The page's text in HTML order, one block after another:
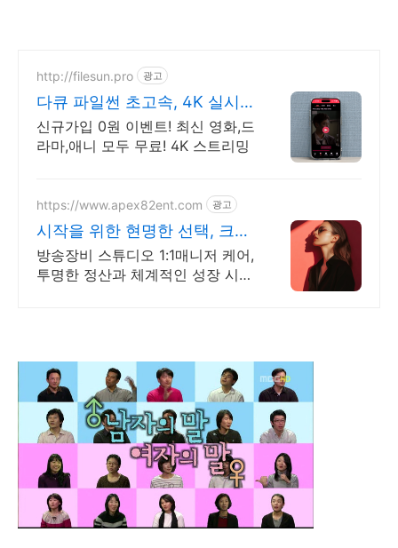
http://filesun.pro 광고
다큐 파일썬 초고속, 4K 실시
간 보기!
신규가입 0원 이벤트! 최신 영화,드
라마,애니 모두 무료! 4K 스트리밍
https://www.apex82ent.com 광고
시작을 위한 현명한 선택, 크리
에이터, BJ 상시 모집
방송장비 스튜디오 1:1매니저 케어,
투명한 정산과 체계적인 성장 시스